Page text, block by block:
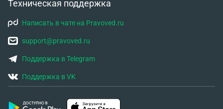
есть возможность лично посетить то
медучреждение, которое выдало заключение о
Техническая поддержка
Написать в чате на Pravoved.ru
support@pravoved.ru
Поддержка в Telegram
Поддержка в VK